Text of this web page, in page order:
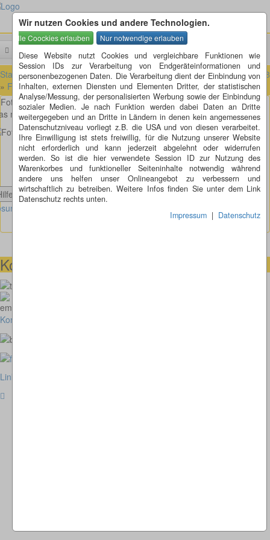
Wir nutzen Cookies und andere Technologien.
Diese Website nutzt Cookies und vergleichbare Funktionen wie
Session IDs zur Verarbeitung von Endgeräteinformationen und
personenbezogenen Daten. Die Verarbeitung dient der Einbindung von
Inhalten, externen Diensten und Elementen Dritter, der statistischen
Analyse/Messung, der personalisierten Werbung sowie der Einbindung
sozialer Medien. Je nach Funktion werden dabei Daten an Dritte
weitergegeben und an Dritte in Ländern in denen kein angemessenes
Datenschutzniveau vorliegt z.B. die USA und von diesen verarbeitet.
Ihre Einwilligung ist stets freiwillig, für die Nutzung unserer Website
nicht erforderlich und kann jederzeit abgelehnt oder widerrufen
werden. So ist die hier verwendete Session ID zur Nutzung des
Warenkorbes und funktioneller Seiteninhalte notwendig während
andere uns helfen unser Onlineangebot zu verbessern und
wirtschaftlich zu betreiben. Weitere Infos finden Sie unter dem Link
Datenschutz rechts unten.
Impressum | Datenschutz
Startseite » Fotorätsel » Fotorätsel 101 bis 200 » Fotorätsel 171 bis
» Fotorätsel 176
Fotorätsel 176
mag das wohl für ein merkwürdiges Mondgesicht sein?
anzeigen
Fotorätsel 176 anzeigen
Kontaktmöglichkeiten
Kontakt
Link zur klassischen Website